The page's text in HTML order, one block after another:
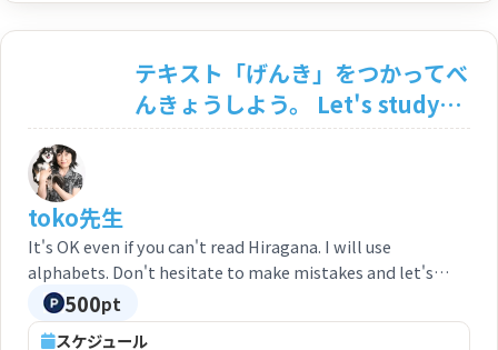
テキスト「げんき」をつかってべ
んきょうしよう。 Let's study
using textbook「Genki」
It's OK even if you can't read Hiragana. I will use
alphabets. Don't hesitate to make mistakes and let's
enjoy speaking Japanese together. You can start wherever
you like in the textbook. ひらがなが よめなくても だいじ
toko先生
500pt
スケジュール